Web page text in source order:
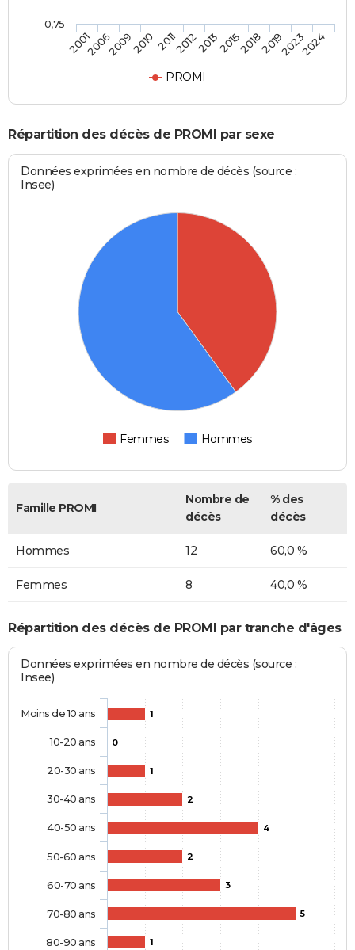
PROMI
2001200620092010 20112012201320152018201920232024
0,75
Répartition des décès de PROMI par sexe
Données exprimées en nombre de décès (source :
Insee)
Femmes Hommes
Famille PROMI
Nombre de
décès
% des
décès
Hommes 12 60,0 %
Femmes 8 40,0 %
Répartition des décès de PROMI par tranche d'âges
Données exprimées en nombre de décès (source :
Insee)
1
0
1
2
4
2
3
5
1
Moins de 10 ans
10-20 ans
20-30 ans
30-40 ans
40-50 ans
50-60 ans
60-70 ans
70-80 ans
80-90 ans